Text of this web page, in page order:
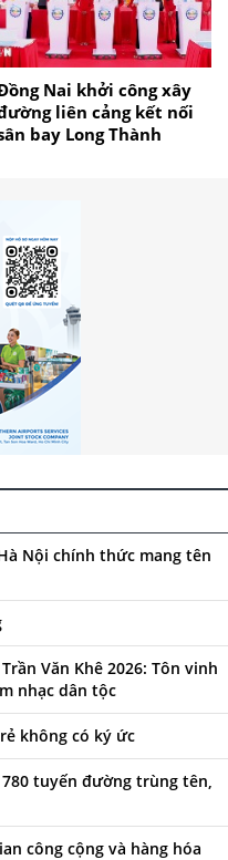
Nai khởi công xây
liên cảng kết nối
bay Long Thành
Nội chính thức mang tên
Văn Khê 2026: Tôn vinh
nhạc dân tộc
không có ký ức
tuyến đường trùng tên,
công cộng và hàng hóa